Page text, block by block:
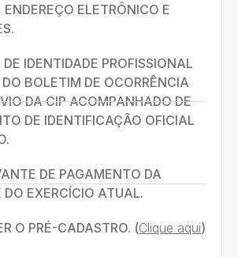
ELETRÔNICO E
IDENTIDADE PROFISSIONAL
BOLETIM DE OCORRÊNCIA
DA CIP ACOMPANHADO DE
DE IDENTIFICAÇÃO OFICIAL
DE PAGAMENTO DA
DO EXERCÍCIO ATUAL.
O PRÉ-CADASTRO. (Clique aqui)